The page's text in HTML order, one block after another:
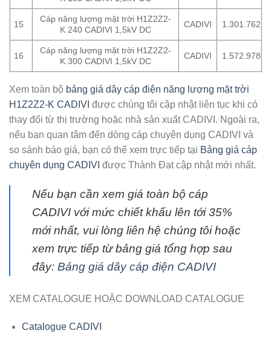
15
Cáp năng lượng mặt trời H1Z2Z2-
K 240 CADIVI 1,5kV DC
CADIVI 1.301.762
16
Cáp năng lượng mặt trời H1Z2Z2-
K 300 CADIVI 1,5kV DC
CADIVI 1.572.978
Xem toàn bộ bảng giá dây cáp điện năng lượng mặt trời
H1Z2Z2-K CADIVI được chúng tôi cập nhật liên tục khi có
thay đổi từ thị trường hoặc nhà sản xuất CADIVI. Ngoài ra,
nếu bạn quan tâm đến dòng cáp chuyên dụng CADIVI và
so sánh báo giá, bạn có thể xem trực tiếp tại Bảng giá cáp
chuyên dụng CADIVI được Thành Đạt cập nhật mới nhất.
Nếu bạn cần xem giá toàn bộ cáp
CADIVI với mức chiết khấu lên tới 35%
mới nhất, vui lòng liên hệ chúng tôi hoặc
xem trực tiếp từ bảng giá tổng hợp sau
đây: Bảng giá dây cáp điện CADIVI
XEM CATALOGUE HOẶC DOWNLOAD CATALOGUE
Catalogue CADIVI